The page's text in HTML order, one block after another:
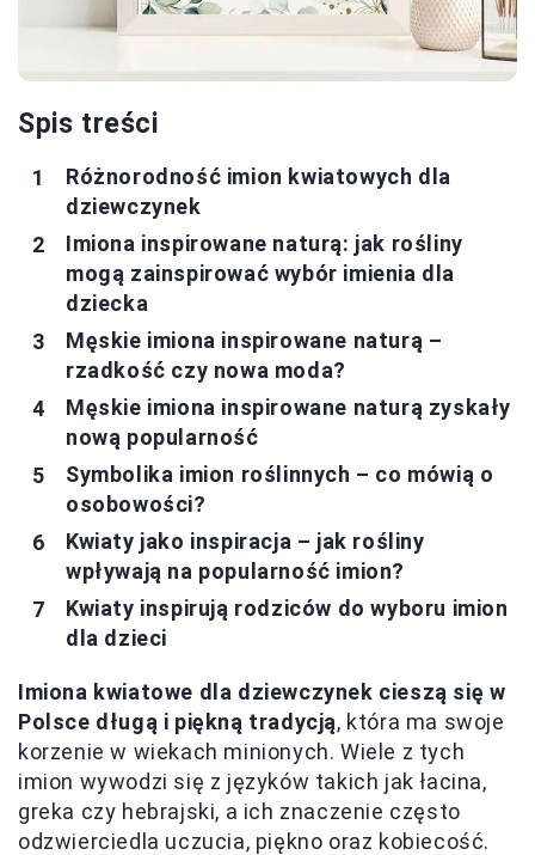
Spis treści
Różnorodność imion kwiatowych dla
dziewczynek
Imiona inspirowane naturą: jak rośliny
mogą zainspirować wybór imienia dla
dziecka
Męskie imiona inspirowane naturą –
rzadkość czy nowa moda?
Męskie imiona inspirowane naturą zyskały
nową popularność
Symbolika imion roślinnych – co mówią o
osobowości?
Kwiaty jako inspiracja – jak rośliny
wpływają na popularność imion?
Kwiaty inspirują rodziców do wyboru imion
dla dzieci
Imiona kwiatowe dla dziewczynek cieszą się w
Polsce długą i piękną tradycją, która ma swoje
korzenie w wiekach minionych. Wiele z tych
imion wywodzi się z języków takich jak łacina,
greka czy hebrajski, a ich znaczenie często
odzwierciedla uczucia, piękno oraz kobiecość.